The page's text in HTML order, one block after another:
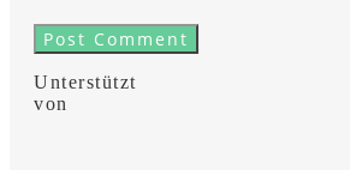
Unterstützt
von